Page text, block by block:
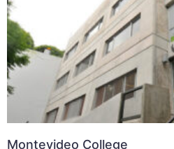
Montevideo College